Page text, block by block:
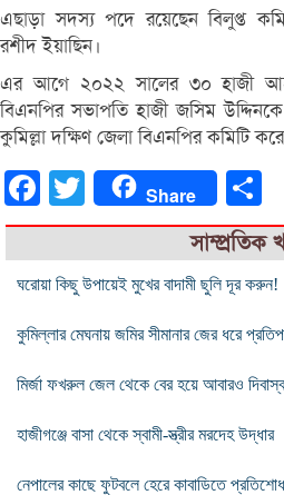
এছাড়া সদস্য পদে রয়েছেন বিলুপ্ত
রশীদ ইয়াছিন।
এর আগে ২০২২ সালের ৩০ হাজী
বিএনপির সভাপতি হাজী জসিম
কুমিল্লা দক্ষিণ জেলা বিএনপির কমিটি
FacebookTwitter Share
সাম্প্রতিক
ঘরোয়া কিছু উপায়েই মুখের বাদামী ছুলি দূর করুন!
কুমিল্লার মেঘনায় জমির সীমানার জের ধরে
মির্জা ফখরুল জেল থেকে বের হয়ে আবারও
হাজীগঞ্জে বাসা থেকে স্বামী-স্ত্রীর মরদেহ উদ্ধার
নেপালের কাছে ফুটবলে হেরে কাবাডিতে প্রতিশোধ